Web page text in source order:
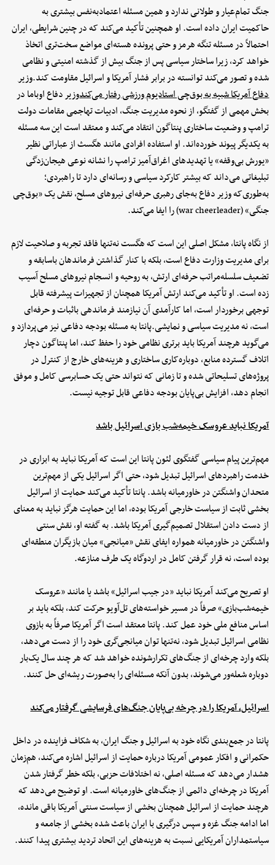
جنگ تمام‌عیار و طولانی ندارد و همین مسئله اعتمادبه‌نفس بیشتری به
حاکمیت ایران داده است. او همچنین تأکید می‌کند که در چنین شرایطی، ایران
احتمالاً در مسئله تنگه هرمز و حتی پرونده هسته‌ای مواضع سخت‌تری اتخاذ
خواهد کرد، زیرا ساختار سیاسی پس از جنگ بیش از گذشته امنیتی و نظامی
شده و تصور می‌کند توانسته در برابر فشار آمریکا و اسرائیل مقاومت کند.وزیر
دفاع آمریکا شبیه به بوق‌چی استادیوم ورزشی رفتار می‌کندوزیر دفاع اوباما در
بخش مهمی از گفتگو، از نحوه مدیریت جنگ، ادبیات تهاجمی مقامات دولت
ترامپ و وضعیت ساختاری پنتاگون انتقاد می‌کند و معتقد است این سه مسئله
به یکدیگر پیوند خورده‌اند. او استفاده افرادی مانند هگسث از عباراتی نظیر
«یورش بی‌وقفه» یا تهدیدهای اغراق‌آمیز ترامپ را نشانه نوعی هیجان‌زدگی
تبلیغاتی می‌داند که بیشتر کارکرد سیاسی و رسانه‌ای دارد تا راهبردی؛
به‌طوری‌که وزیر دفاع به‌جای رهبری حرفه‌ای نیروهای مسلح، نقش یک «بوق‌چی
جنگی» (war cheerleader) را ایفا می‌کند.
از نگاه پانتا، مشکل اصلی این است که هگست نه‌تنها فاقد تجربه و صلاحیت لازم
برای مدیریت وزارت دفاع است، بلکه با کنار گذاشتن فرماندهان باسابقه و
تضعیف سلسله‌مراتب حرفه‌ای ارتش، به روحیه و انسجام نیروهای مسلح آسیب
زده است. او تأکید می‌کند ارتش آمریکا همچنان از تجهیزات پیشرفته قابل
توجهی برخوردار است، اما کارآمدی آن نیازمند فرماندهی باثبات و حرفه‌ای
است، نه مدیریت سیاسی و نمایشی.پانتا به مسئله بودجه دفاعی نیز می‌پردازد و
می‌گوید هرچند آمریکا باید برتری نظامی خود را حفظ کند، اما پنتاگون دچار
اتلاف گسترده منابع، دوباره‌کاری ساختاری و هزینه‌های خارج از کنترل در
پروژه‌های تسلیحاتی شده و تا زمانی که نتواند حتی یک حسابرسی کامل و موفق
انجام دهد، افزایش بی‌پایان بودجه دفاعی قابل توجیه نیست.
آمریکا نباید عروسک خیمه‌شب بازی اسرائیل باشد
مهم‌ترین پیام سیاسی گفتگوی لئون پانتا این است که آمریکا نباید به ابزاری در
خدمت راهبردهای اسرائیل تبدیل شود، حتی اگر اسرائیل یکی از مهم‌ترین
متحدان واشنگتن در خاورمیانه باشد. پانتا تأکید می‌کند حمایت از اسرائیل
بخشی ثابت از سیاست خارجی آمریکا بوده، اما این حمایت هرگز نباید به معنای
از دست دادن استقلال تصمیم‌گیری آمریکا باشد. به گفته او، نقش سنتی
واشنگتن در خاورمیانه همواره ایفای نقش «میانجی» میان بازیگران منطقه‌ای
بوده است، نه قرار گرفتن کامل در اردوگاه یک طرف منازعه.
او تصریح می‌کند آمریکا نباید «در جیب اسرائیل» باشد یا مانند «عروسک
خیمه‌شب‌بازی» صرفاً در مسیر خواسته‌های تل‌آویو حرکت کند، بلکه باید بر
اساس منافع ملی خود عمل کند. پانتا معتقد است اگر آمریکا صرفاً به بازوی
نظامی اسرائیل تبدیل شود، نه‌تنها توان میانجی‌گری خود را از دست می‌دهد،
بلکه وارد چرخه‌ای از جنگ‌های تکرارشونده خواهد شد که هر چند سال یک‌بار
دوباره شعله‌ور می‌شوند، بدون آنکه مسئله‌ای را به‌صورت ریشه‌ای حل کنند.
اسرائیل، آمریکا را در چرخه بی‌پایان جنگ‌های فرسایشی گرفتار می‌کند
پانتا در جمع‌بندی نگاه خود به اسرائیل و جنگ ایران، به شکاف فزاینده در داخل
حکمرانی و افکار عمومی آمریکا درباره حمایت از اسرائیل اشاره می‌کند، هم‌زمان
هشدار می‌دهد که مسئله اصلی، نه اختلافات حزبی، بلکه خطر گرفتار شدن
آمریکا در چرخه‌ای دائمی از جنگ‌های خاورمیانه است. او توضیح می‌دهد که
هرچند حمایت از اسرائیل همچنان بخشی از سیاست سنتی آمریکا باقی مانده،
اما ادامه جنگ غزه و سپس درگیری با ایران باعث شده بخشی از جامعه و
سیاستمداران آمریکایی نسبت به هزینه‌های این اتحاد تردید بیشتری پیدا کنند.